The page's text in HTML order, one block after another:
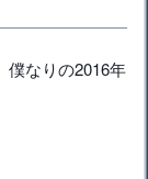
僕なりの2016年